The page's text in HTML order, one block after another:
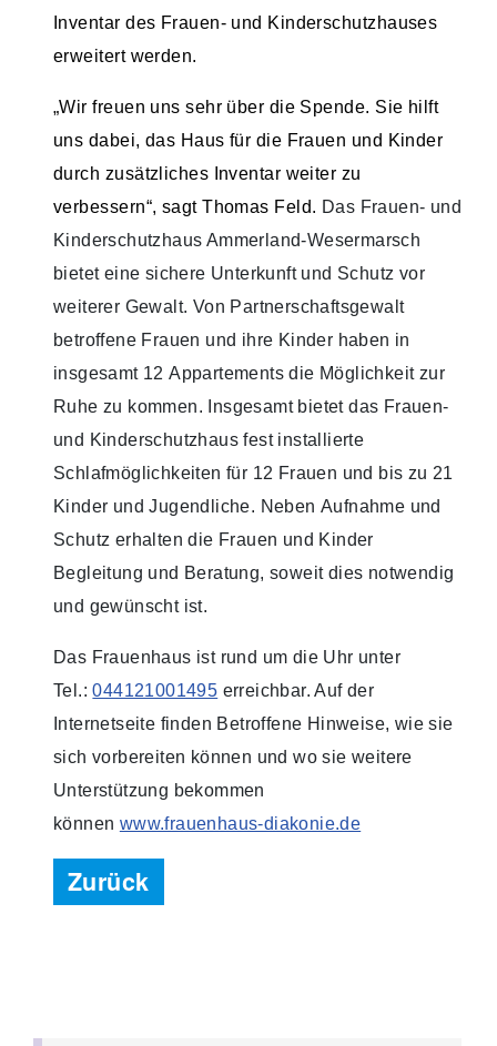
Inventar des Frauen- und Kinderschutzhauses
erweitert werden.
„Wir freuen uns sehr über die Spende. Sie hilft
uns dabei, das Haus für die Frauen und Kinder
durch zusätzliches Inventar weiter zu
verbessern“, sagt Thomas Feld. Das Frauen- und
Kinderschutzhaus Ammerland-Wesermarsch
bietet eine sichere Unterkunft und Schutz vor
weiterer Gewalt. Von Partnerschaftsgewalt
betroffene Frauen und ihre Kinder haben in
insgesamt 12 Appartements die Möglichkeit zur
Ruhe zu kommen. Insgesamt bietet das Frauen-
und Kinderschutzhaus fest installierte
Schlafmöglichkeiten für 12 Frauen und bis zu 21
Kinder und Jugendliche. Neben Aufnahme und
Schutz erhalten die Frauen und Kinder
Begleitung und Beratung, soweit dies notwendig
und gewünscht ist.
Das Frauenhaus ist rund um die Uhr unter
Tel.:044121001495 erreichbar. Auf der
Internetseite finden Betroffene Hinweise, wie sie
sich vorbereiten können und wo sie weitere
Unterstützung bekommen
können www.frauenhaus-diakonie.de
Zurück